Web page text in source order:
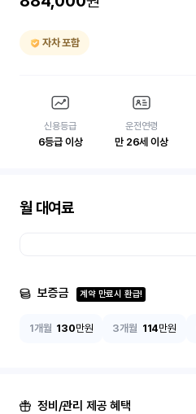
자차 포함
신용등급
6등급 이상
운전연령
만 26세 이상
월 대여료
보증금 계약 만료시 환급!
1개월 130만원 3개월 114만원
정비/관리 제공 혜택